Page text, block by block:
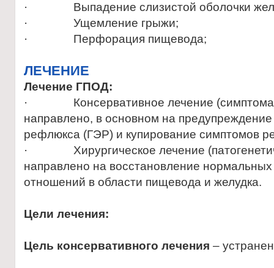
· Выпадение слизистой оболочки
· Ущемление грыжи;
· Перфорация пищевода;
ЛЕЧЕНИЕ
Лечение ГПОД:
· Консервативное лечение
направлено, в основном на предупреждение
рефлюкса (ГЭР) и купирование симптомов
· Хирургическое лечение
направлено на восстановление
отношений в области пищевода и желудка.
Цели лечения:
Цель консервативного лечения –